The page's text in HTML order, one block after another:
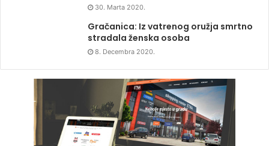
30. Marta 2020.
Gračanica: Iz vatrenog oružja smrtno
stradala ženska osoba
8. Decembra 2020.